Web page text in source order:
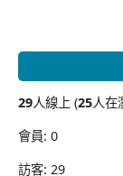
29人線上 (25人在
會員: 0
訪客: 29